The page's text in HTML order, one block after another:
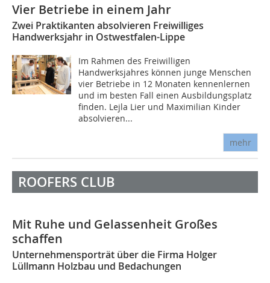
Vier Betriebe in einem Jahr
Zwei Praktikanten absolvieren Freiwilliges
Handwerksjahr in Ostwestfalen-Lippe
Im Rahmen des Freiwilligen
Handwerksjahres können junge Menschen
vier Betriebe in 12 Monaten kennenlernen
und im besten Fall einen Ausbildungsplatz
finden. Lejla Lier und Maximilian Kinder
absolvieren...
mehr
ROOFERS CLUB
Mit Ruhe und Gelassenheit Großes
schaffen
Unternehmensporträt über die Firma Holger
Lüllmann Holzbau und Bedachungen